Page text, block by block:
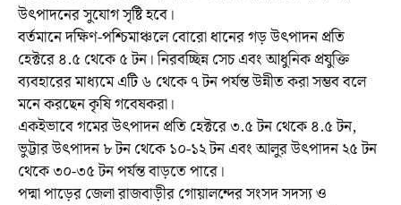
উৎপাদনের সুযোগ সৃষ্টি হবে।
বর্তমানে দক্ষিণ-পশ্চিমাঞ্চলে বোরো ধানের গড় উৎপাদন প্রতি
হেক্টরে ৪.৫ থেকে ৫ টন। নিরবচ্ছিন্ন সেচ এবং আধুনিক প্রযুক্তি
ব্যবহারের মাধ্যমে এটি ৬ থেকে ৭ টন পর্যন্ত উন্নীত করা সম্ভব বলে
মনে করছেন কৃষি গবেষকরা।
একইভাবে গমের উৎপাদন প্রতি হেক্টরে ৩.৫ টন থেকে ৪.৫ টন,
ভুট্টার উৎপাদন ৮ টন থেকে ১০-১২ টন এবং আলুর উৎপাদন ২৫ টন
থেকে ৩০-৩৫ টন পর্যন্ত বাড়তে পারে।
পদ্মা পাড়ের জেলা রাজবাড়ীর গোয়ালন্দের সংসদ সদস্য ও